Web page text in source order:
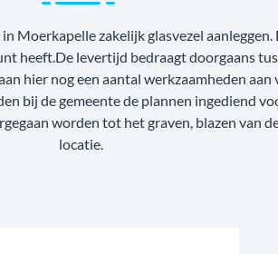
Moerkapelle zakelijk glasvezel
heeft.De levertijd bedraagt doorgaans
hier nog een aantal werkzaamheden
bij de gemeente de plannen ingediend
worden tot het graven, blazen van
locatie.